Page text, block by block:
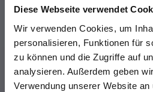
Diese Webseite verwendet
Wir verwenden Cookies, um
personalisieren, Funktionen für
zu können und die Zugriffe auf
analysieren. Außerdem geben
Verwendung unserer Website